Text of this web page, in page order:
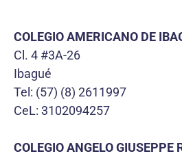
COLEGIO AMERICANO DE
Cl. 4 #3A-26
Ibagué
Tel: (57) (8) 2611997
CeL: 3102094257
COLEGIO ANGELO GIUSEPPE